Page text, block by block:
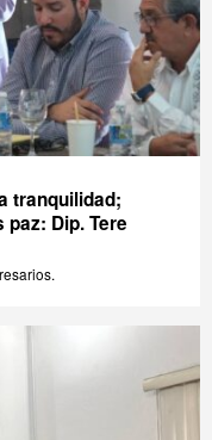
tranquilidad;
Dip. Tere